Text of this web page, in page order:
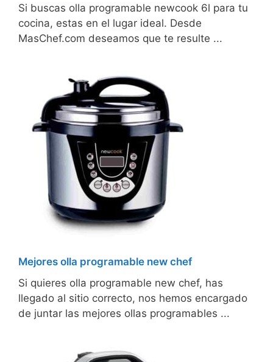
Si buscas olla programable newcook 6l para tu
cocina, estas en el lugar ideal. Desde
MasChef.com deseamos que te resulte ...
Mejores olla programable new chef
Si quieres olla programable new chef, has
llegado al sitio correcto, nos hemos encargado
de juntar las mejores ollas programables ...